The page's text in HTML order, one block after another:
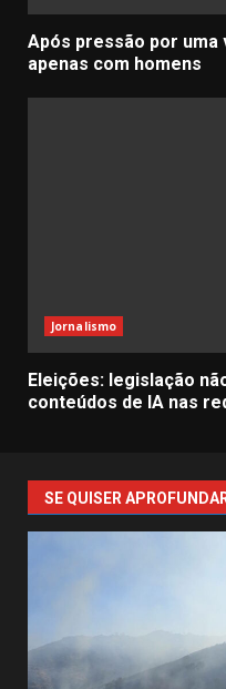
Após pressão por uma
apenas com homens
Jornalismo
Eleições: legislação
conteúdos de IA nas
SE QUISER